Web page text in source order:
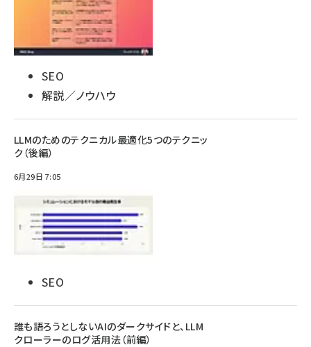
SEO
解説／ノウハウ
LLMのためのテクニカル最適化5つのテクニッ
ク（後編）
6月29日 7:05
SEO
誰も語ろうとしないAIのダークサイドと、LLM
クローラーのログ活用法（前編）